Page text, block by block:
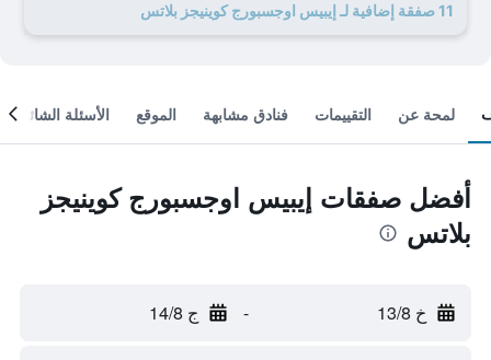
11 صفقة إضافية لـ إيبيس اوجسبورج كوينيجز بلاتس
لمحة عن التقييمات فنادق مشابهة الموقع الأسئلة الشائعة
أفضل صفقات إيبيس اوجسبورج كوينيجز
بلاتس
خ 13/8 - ج 14/8